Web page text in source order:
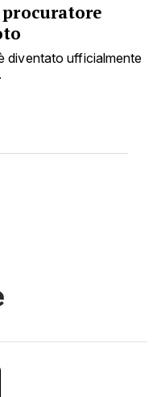
diventato ufficialmente